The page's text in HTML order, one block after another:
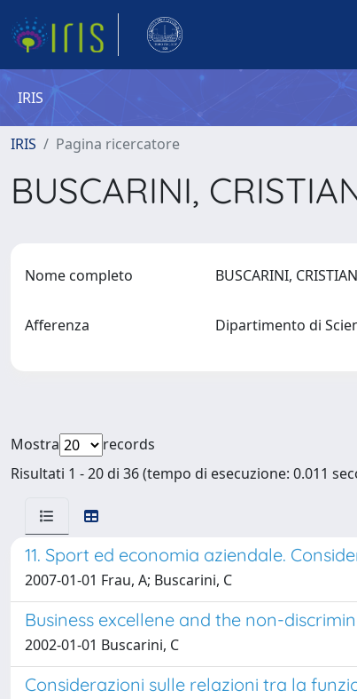
IRIS
IRIS Pagina ricercatore
BUSCARINI,
Nome completo BUSCARINI,
Afferenza Dipartimento di
Mostra
records
Risultati 1 - 20 di 36 (tempo di esecuzione: 0.011
11. Sport ed economia aziendale.
2007-01-01 Frau, A; Buscarini, C
Business excellene and the non-
2002-01-01 Buscarini, C
Considerazioni sulle relazioni tra la